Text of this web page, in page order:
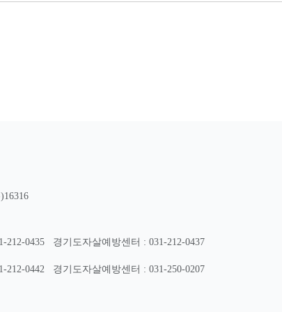
212-0435 경기도자살예방센터 : 031-212-0437
212-0442 경기도자살예방센터 : 031-250-0207